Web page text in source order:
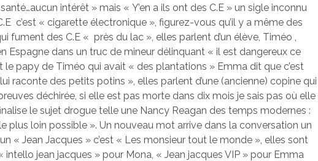
intérêt » mais « Y’en a ils ont des C.E » un sigle inconnu
c’est « cigarette électronique », figurez-vous qu’il y a même des
fument des C.E « près du lac », elles parlent d’un élève, Timéo ,
Espagne dans un truc de mineur délinquant « il est dangereux ce
le papy de Timéo qui avait « des plantations » Emma dit que c’est
raconte des petits potins », elles parlent d’une (ancienne) copine qui
déchirée, si elle est pas morte dans dix mois je sais pas où elle
le sujet drogue telle une Nancy Reagan des temps modernes :
plus loin possible ». Un nouveau mot arrive dans la conversation un
« Jean Jacques » c’est « Les monsieur tout le monde », elles sont
intello jean jacques » pour Mona, « Jean jacques VIP » pour Emma